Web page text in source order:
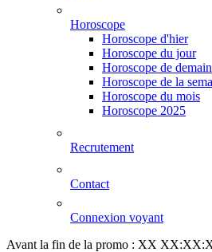
Horoscope
Horoscope d'hier
Horoscope du jour
Horoscope de demain
Horoscope de la
Horoscope du mois
Horoscope 2025
Recrutement
Contact
Connexion voyant
Avant la fin de la promo : XX